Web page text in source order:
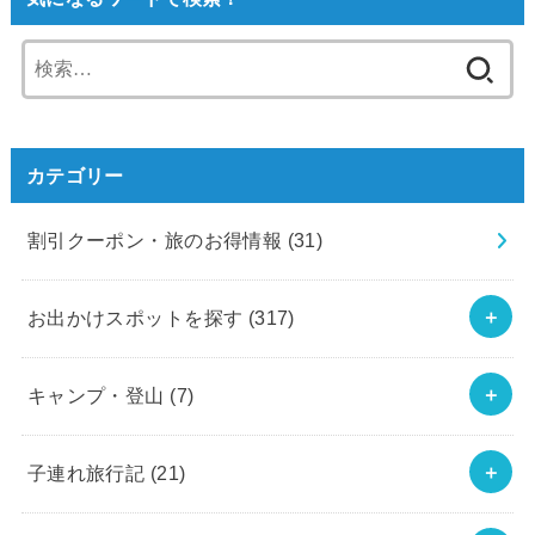
索:
カテゴリー
割引クーポン・旅のお得情報 (31)
お出かけスポットを探す (317)
キャンプ・登山 (7)
子連れ旅行記 (21)